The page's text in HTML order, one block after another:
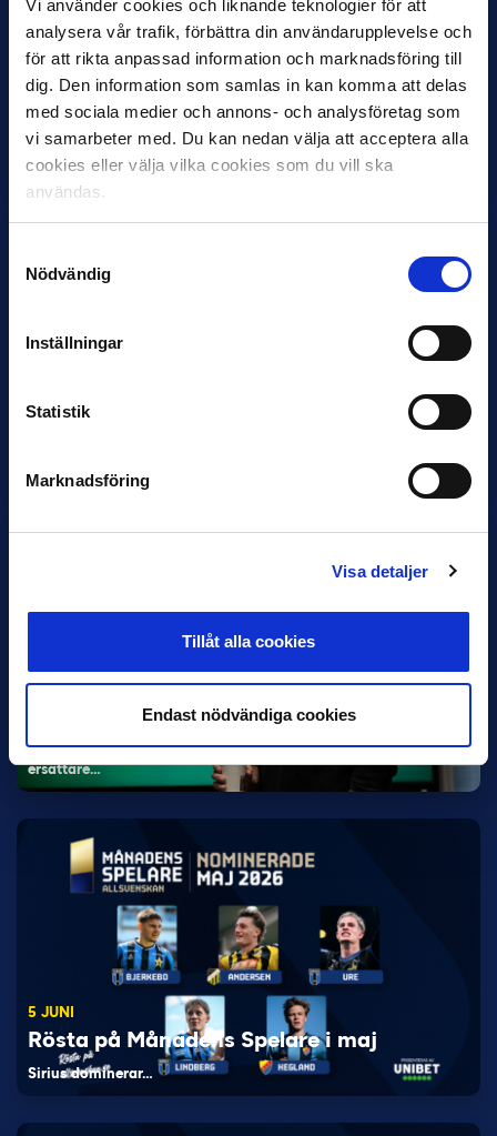
Vi använder cookies och liknande teknologier för att
analysera vår trafik, förbättra din användarupplevelse och
för att rikta anpassad information och marknadsföring till
dig. Den information som samlas in kan komma att delas
med sociala medier och annons- och analysföretag som
vi samarbeter med. Du kan nedan välja att acceptera alla
cookies eller välja vilka cookies som du vill ska
användas.
Nödvändig
Inställningar
Statistik
Marknadsföring
Visa detaljer
Tillåt alla cookies
Endast nödvändiga cookies
11 JUNI
VM-spelare med förflutet i Allsvenskan
och Superettan
Bosnien & Hercegovina Armin Gigovic — Helsingborgs IF
Dennis Hadžikadunić — Malmö FF / Trelleborg FF
Elfenbenskusten…
Han nätade snyggast i maj: “Ett alldeles
Rydström ersätter Karlsson i Hammarby
Hammarby meddelade på fredagen att Kalle Karlssons uppdrag
som huvudtränare har avslutats med omedelbar verkan. Hans
ersättare…
5 JUNI
Rösta på Månadens Spelare i maj
Sirius dominerar…